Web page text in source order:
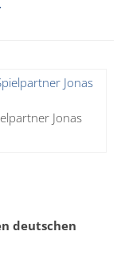
Jonas
deutschen